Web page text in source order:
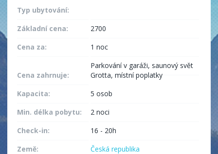
Typ ubytování:
Základní cena:
2700
Cena za:
1 noc
Cena zahrnuje:
Parkování v garáži, saunový svět
Grotta, místní poplatky
Kapacita:
5 osob
Min. délka pobytu:
2 noci
Check-in:
16 - 20h
Země:
Česká republika